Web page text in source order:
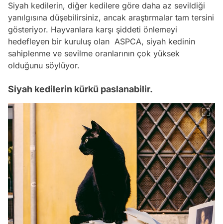
Siyah kedilerin, diğer kedilere göre daha az sevildiği
yanılgısına düşebilirsiniz, ancak araştırmalar tam tersini
gösteriyor. Hayvanlara karşı şiddeti önlemeyi
hedefleyen bir kuruluş olan ASPCA, siyah kedinin
sahiplenme ve sevilme oranlarının çok yüksek
olduğunu söylüyor.
Siyah kedilerin kürkü paslanabilir.